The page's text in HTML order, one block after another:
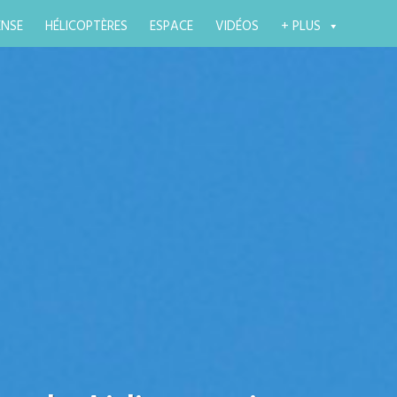
HÉLICOPTÈRES ESPACE VIDÉOS + PLUS